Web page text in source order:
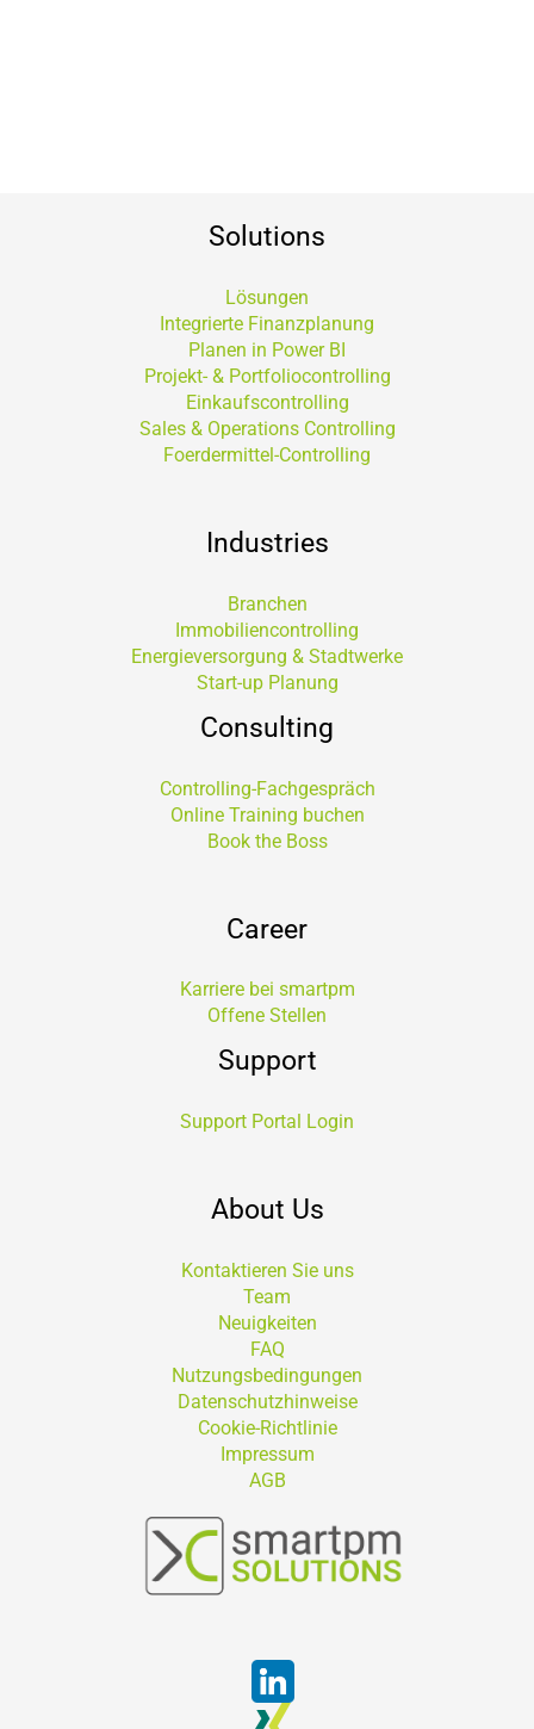
Solutions
Lösungen
Integrierte Finanzplanung
Planen in Power BI
Projekt- & Portfoliocontrolling
Einkaufscontrolling
Sales & Operations Controlling
Foerdermittel-Controlling
Industries
Branchen
Immobiliencontrolling
Energieversorgung & Stadtwerke
Start-up Planung
Consulting
Controlling-Fachgespräch
Online Training buchen
Book the Boss
Career
Karriere bei smartpm
Offene Stellen
Support
Support Portal Login
About Us
Kontaktieren Sie uns
Team
Neuigkeiten
FAQ
Nutzungsbedingungen
Datenschutzhinweise
Cookie-Richtlinie
Impressum
AGB
Suchen